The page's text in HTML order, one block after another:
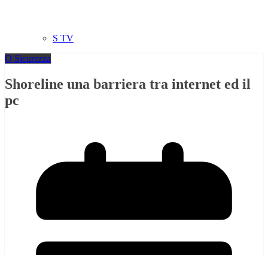
S TV
O Sicurezza
Shoreline una barriera tra internet ed il
pc